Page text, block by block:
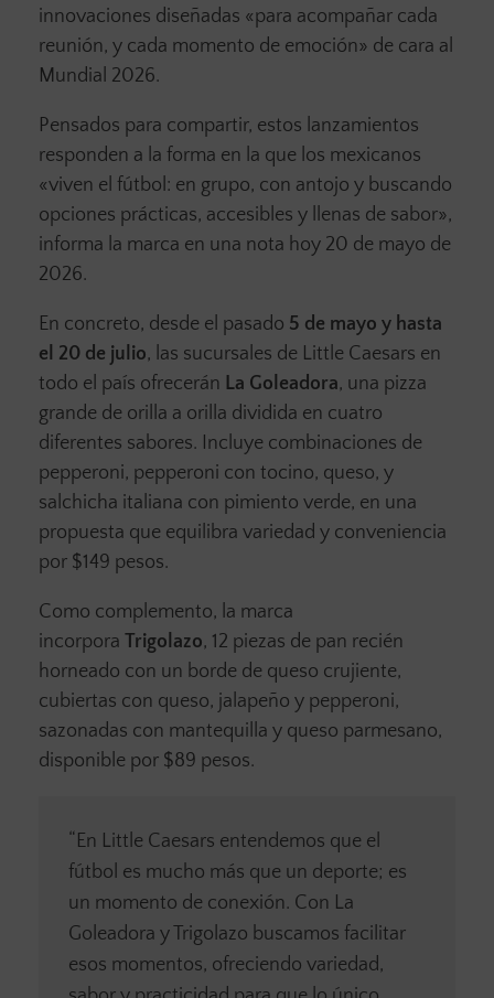
innovaciones diseñadas «para acompañar cada
reunión, y cada momento de emoción» de cara al
Mundial 2026.
Pensados para compartir, estos lanzamientos
responden a la forma en la que los mexicanos
«viven el fútbol: en grupo, con antojo y buscando
opciones prácticas, accesibles y llenas de sabor»,
informa la marca en una nota hoy 20 de mayo de
2026.
En concreto, desde el pasado 5 de mayo y hasta
el 20 de julio, las sucursales de Little Caesars en
todo el país ofrecerán La Goleadora, una pizza
grande de orilla a orilla dividida en cuatro
diferentes sabores. Incluye combinaciones de
pepperoni, pepperoni con tocino, queso, y
salchicha italiana con pimiento verde, en una
propuesta que equilibra variedad y conveniencia
por $149 pesos.
Como complemento, la marca
incorpora Trigolazo, 12 piezas de pan recién
horneado con un borde de queso crujiente,
cubiertas con queso, jalapeño y pepperoni,
sazonadas con mantequilla y queso parmesano,
disponible por $89 pesos.
“En Little Caesars entendemos que el
fútbol es mucho más que un deporte; es
un momento de conexión. Con La
Goleadora y Trigolazo buscamos facilitar
esos momentos, ofreciendo variedad,